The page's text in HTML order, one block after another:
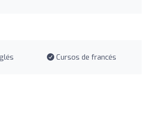
Cursos de francés